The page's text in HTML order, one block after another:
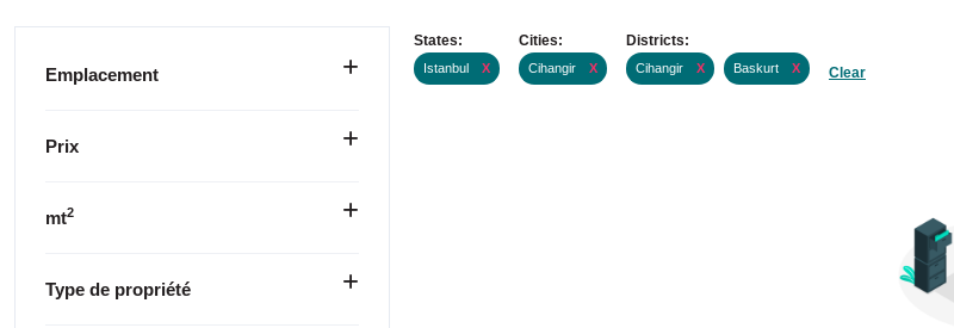
Emplacement
Prix
mt2
Type de propriété
States:
Istanbul X
Cities:
Cihangir X
Districts:
Cihangir X Baskurt X Clear